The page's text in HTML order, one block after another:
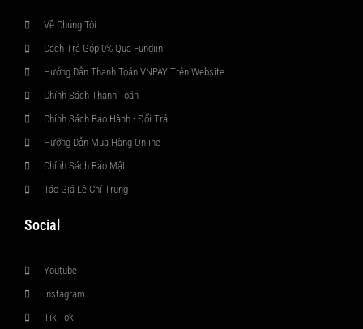
Về Chúng Tôi
Cách Trả Góp 0% Qua Fundiin
Hướng Dẫn Thanh Toán VNPAY Trên Website
Chính Sách Thanh Toán
Chính Sách Bảo Hành - Đổi Trả
Hướng Dẫn Mua Hàng Online
Chính Sách Bảo Mật
Tác Giả Lê Chí Trung
Social
Youtube
Instagram
Tik Tok